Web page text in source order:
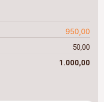
950,00
50,00
1.000,00